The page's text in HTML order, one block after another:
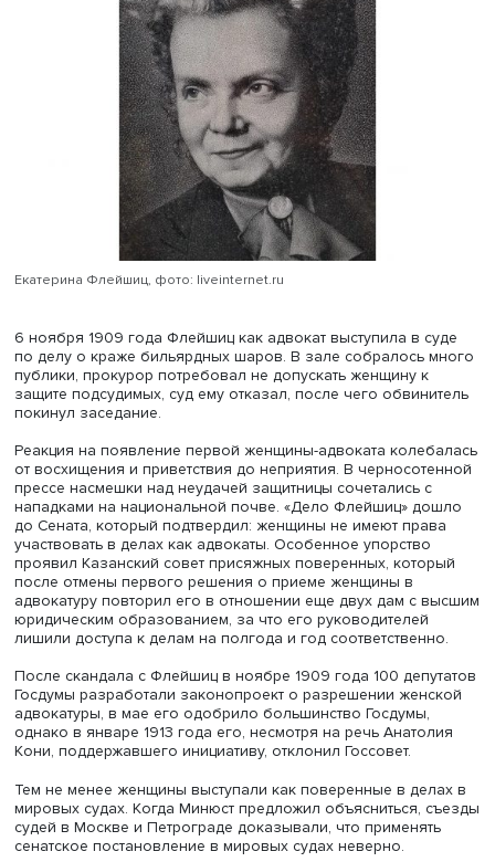
Лундель попыталась принести присягу в качестве
отказали, и она продолжила работать адвокатом, в
организовала юридическую фирму, сначала совместно
однокашником, потом собственную. Бизнес, похоже,
процветал, поскольку в начале Первой мировой
предложила передать под госпиталь купленную ею
комнатную дачу.
С течением времени появились женщины, получивших
высшее юридическое образование за границей и как
вольнослушательницы российских университетов, они
пытались проникнуть в адвокатуру через советы
поверенных, а там, где они не действовали, — через
окружные и мировые суды. В России было известно об
Елены Миропольской во Франции.
Екатерина Флейшиц и Александра Ярошевская
высочайшее дозволение сдать экзамены, с 1911 года
выдавались без них. В 1908 году Московский совет
присяжных поверенных зачислил помощником
поверенного Янину Подгурскую, такие же решения
1909 году Петербургский и Одесский советы, приняв
и Ярошевскую. Минюст не успел среагировать на
вольнодумство адвокатов.